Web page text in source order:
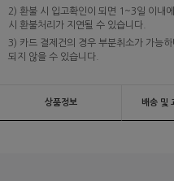
2) 환불 시 입고확인이 되면 1~3일 이내
시 환불처리가 지연될 수 있습니다.
3) 카드 결제건의 경우 부분취소가 가능
되지 않을 수 있습니다.
상품정보 배송 및